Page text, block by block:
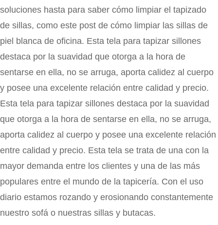
soluciones hasta para saber cómo limpiar el tapizado
de sillas, como este post de cómo limpiar las sillas de
piel blanca de oficina. Esta tela para tapizar sillones
destaca por la suavidad que otorga a la hora de
sentarse en ella, no se arruga, aporta calidez al cuerpo
y posee una excelente relación entre calidad y precio.
Esta tela para tapizar sillones destaca por la suavidad
que otorga a la hora de sentarse en ella, no se arruga,
aporta calidez al cuerpo y posee una excelente relación
entre calidad y precio. Esta tela se trata de una con la
mayor demanda entre los clientes y una de las más
populares entre el mundo de la tapicería. Con el uso
diario estamos rozando y erosionando constantemente
nuestro sofá o nuestras sillas y butacas.